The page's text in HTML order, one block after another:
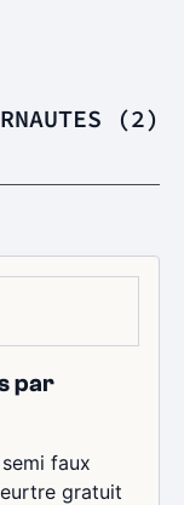
(2)
par
faux
gratuit